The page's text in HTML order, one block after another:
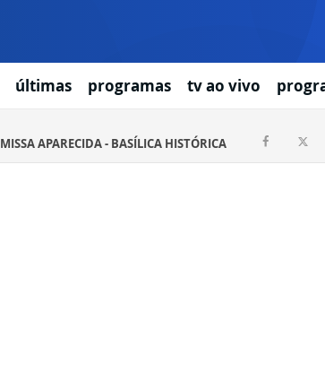
últimas programas tv ao vivo
MISSA APARECIDA - BASÍLICA HISTÓRICA